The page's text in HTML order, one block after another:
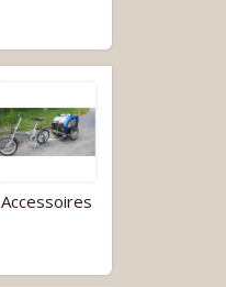
Accessoires